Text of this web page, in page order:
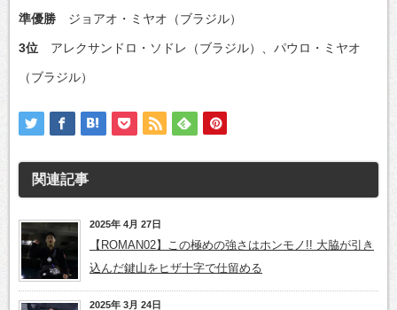
準優勝 ジョアオ・ミヤオ（ブラジル）
3位 アレクサンドロ・ソドレ（ブラジル）、パウロ・ミヤオ
（ブラジル）
関連記事
2025年 4月 27日
【ROMAN02】この極めの強さはホンモノ!! 大脇が引き
込んだ鍵山をヒザ十字で仕留める
2025年 3月 24日